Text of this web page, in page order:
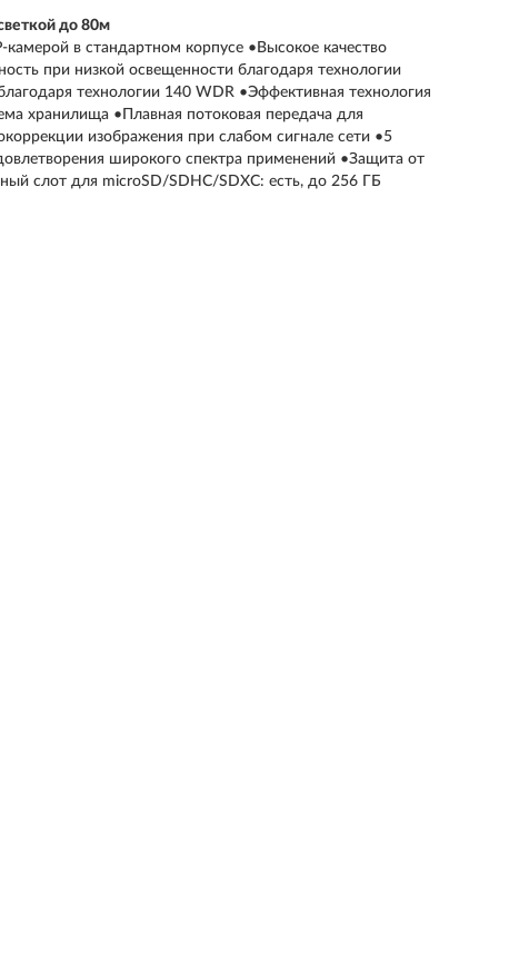
до 80м
в стандартном корпусе •Высокое качество
при низкой освещенности благодаря технологии
технологии 140 WDR •Эффективная технология
хранилища •Плавная потоковая передача для
изображения при слабом сигнале сети •5
широкого спектра применений •Защита от
слот для microSD/SDHC/SDXC: есть, до 256 ГБ